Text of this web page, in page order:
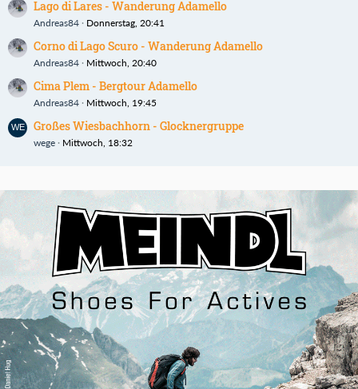
Lago di Lares - Wanderung Adamello
Andreas84 Donnerstag, 20:41
Corno di Lago Scuro - Wanderung Adamello
Andreas84 Mittwoch, 20:40
Cima Plem - Bergtour Adamello
Andreas84 Mittwoch, 19:45
Großes Wiesbachhorn - Glocknergruppe
wege Mittwoch, 18:32